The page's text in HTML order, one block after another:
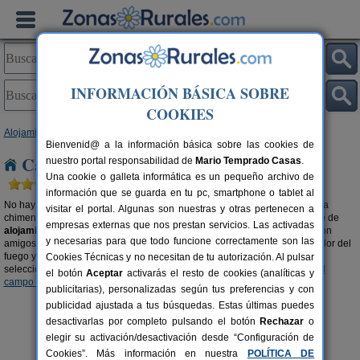
Alojamientos
Casas rurales con chimenea en Huelva
No hay nada más romántico y cálido que pasar una velada al calor de una
chimenea. Escapa del mundanal ruido y descubre la gran oferta existente de
alojamientos rurales en Huelva con chimenea. Disfruta del momento, con
amigos, en pareja o en familia. Opta por unas vacaciones diferentes al calor del
fuego y el olor a leña del campo. También te recomendamos visitar esta
selección decasas rurales en la montaña en Huelvaycasas rurales en el
campo en Huelva
INFORMACIÓN BÁSICA SOBRE
COOKIES
Bienvenid@ a la información básica sobre las cookies de
nuestro portal responsabilidad de Mario Temprado Casas.
Una cookie o galleta informática es un pequeño archivo de
información que se guarda en tu pc, smartphone o tablet al
visitar el portal. Algunas son nuestras y otras pertenecen a
empresas externas que nos prestan servicios. Las activadas
y necesarias para que todo funcione correctamente son las
Cookies Técnicas y no necesitan de tu autorización. Al pulsar
el botónAceptar activarás el resto de cookies (analíticas y
publicitarias), personalizadas según tus preferencias y con
publicidad ajustada a tus búsquedas. Estas últimas puedes
desactivarlas por completo pulsando el botón Rechazar o
elegir su activación/desactivación desde “Configuración de
Cookies”. Más información en nuestra
POLÍTICA DE